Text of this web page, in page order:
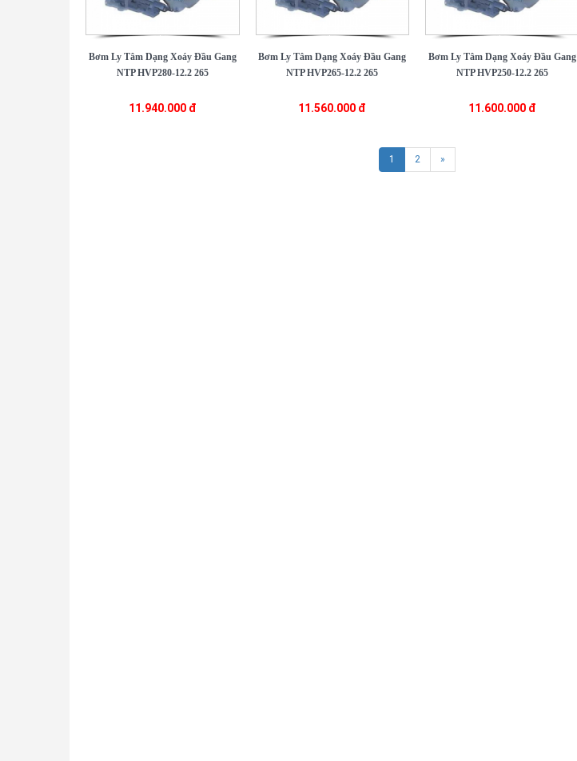
Bơm Ly Tâm Dạng Xoáy Đầu Gang
NTP HVP280-12.2 265
11.940.000 đ
Bơm Ly Tâm Dạng Xoáy Đầu Gang
NTP HVP265-12.2 265
11.560.000 đ
Bơm Ly Tâm Dạng Xoáy Đầu Gang
NTP HVP250-12.2 265
11.600.000 đ
1 (current)
2 »